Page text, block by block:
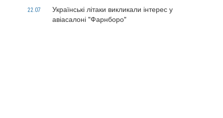
22.07
Українські літаки викликали інтерес у
авіасалоні "Фарнборо"